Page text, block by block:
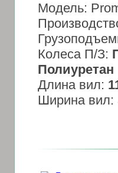
Модель:
Колеса П/З:
Полиуретан
Длина вил:
Ширина вил: